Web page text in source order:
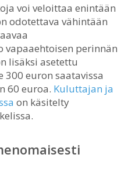
voi veloittaa enintään
odotettava vähintään
perinnän
lisäksi asetettu
300 euron saatavissa
60 euroa. Kuluttajan ja
on käsitelty